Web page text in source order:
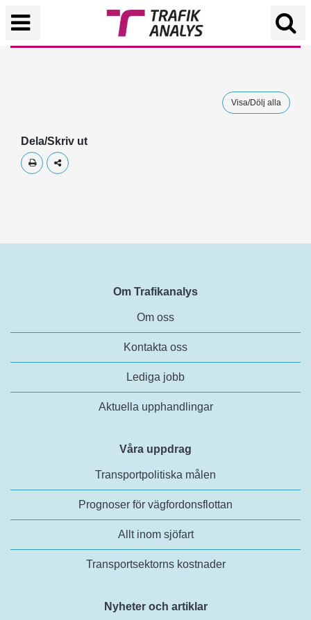
Visa/Dölj alla
Dela/Skriv ut
Skriv utDela
Om Trafikanalys
Om oss
Kontakta oss
Lediga jobb
Aktuella upphandlingar
Våra uppdrag
Transportpolitiska målen
Prognoser för vägfordonsflottan
Allt inom sjöfart
Transportsektorns kostnader
Nyheter och artiklar